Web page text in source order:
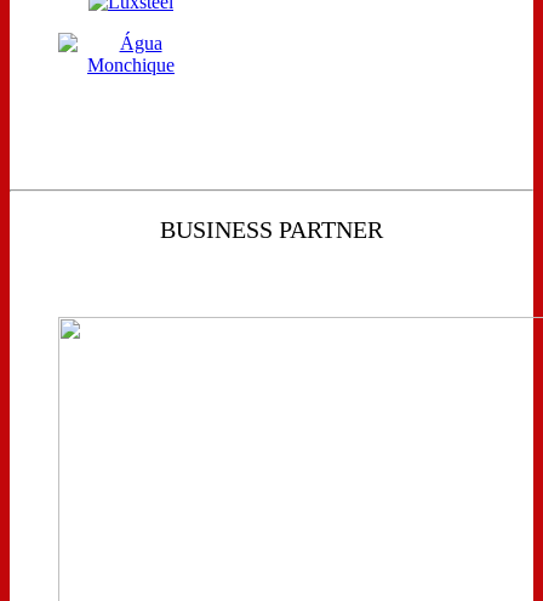
BUSINESS PARTNER